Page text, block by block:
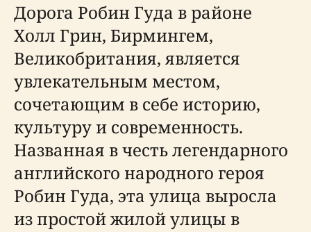
Дорога Робин Гуда в районе
Холл Грин, Бирмингем,
Великобритания, является
увлекательным местом,
сочетающим в себе историю,
культуру и современность.
Названная в честь легендарного
английского народного героя
Робин Гуда, эта улица выросла
из простой жилой улицы в